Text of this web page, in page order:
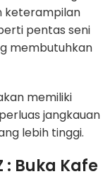
keterampilan
pentas seni
membutuhkan
memiliki
jangkauan
lebih tinggi.
: Buka Kafe